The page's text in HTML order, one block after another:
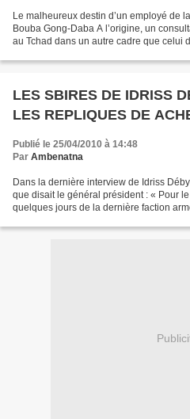
Le malheureux destin d’un employé de
Bouba Gong-Daba A l’origine, un
au Tchad dans un autre cadre que celui
LES SBIRES DE IDRISS
LES REPLIQUES DE
Publié le 25/04/2010 à 14:48
Par Ambenatna
Dans la dernière interview de Idriss
que disait le général président : « Pour
quelques jours de la dernière faction